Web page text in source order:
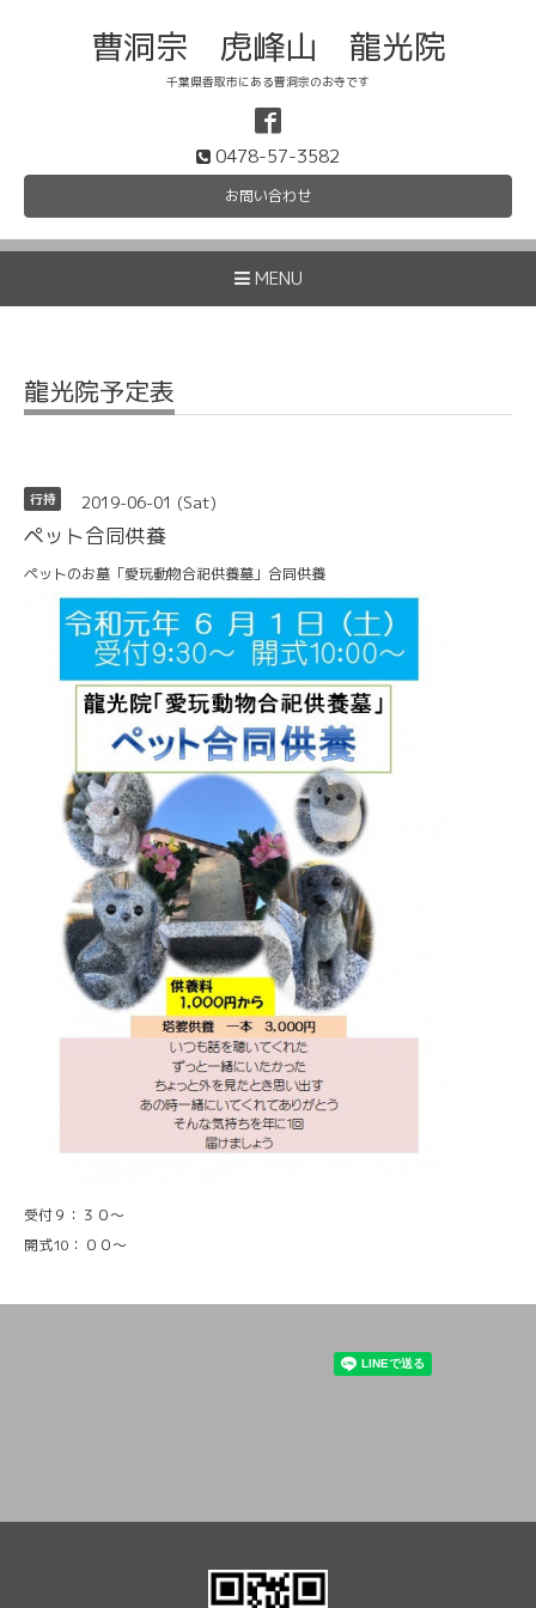
曹洞宗 虎峰山 龍光院
千葉県香取市にある曹洞宗のお寺です
0478-57-3582
お問い合わせ
MENU
龍光院予定表
行持 2019-06-01 (Sat)
ペット合同供養
ペットのお墓「愛玩動物合祀供養墓」合同供養
受付９：３０～
開式10：００～